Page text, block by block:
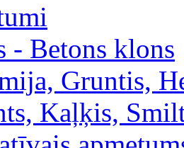
- Betons klons
Gruntis,
Kaļķis,